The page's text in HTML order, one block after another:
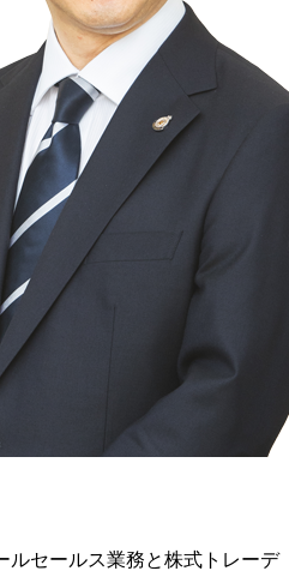
ルセールス業務と株式トレーデ